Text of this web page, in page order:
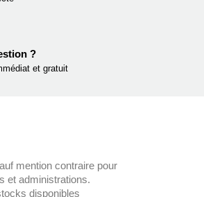
?
et gratuit
mention contraire pour
et administrations.
disponibles